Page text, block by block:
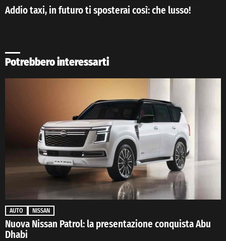
Addio taxi, in futuro ti sposterai così: che lusso!
Potrebbero interessarti
AUTO NISSAN
Nuova Nissan Patrol: la presentazione conquista Abu
Dhabi